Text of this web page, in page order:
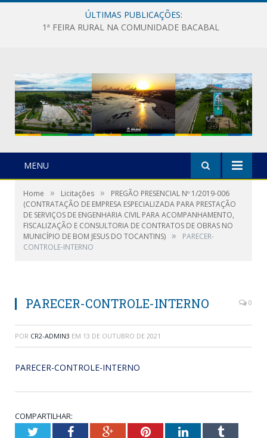
ÚLTIMAS PUBLICAÇÕES:
1ª FEIRA RURAL NA COMUNIDADE BACABAL
MENU
Home » Licitações »
PREGÃO PRESENCIAL Nº 1/2019-006
(CONTRATAÇÃO DE EMPRESA ESPECIALIZADA PARA PRESTAÇÃO
DE SERVIÇOS DE ENGENHARIA CIVIL PARA ACOMPANHAMENTO,
FISCALIZAÇÃO E CONSULTORIA DE CONTRATOS DE OBRAS NO
MUNICÍPIO DE BOM JESUS DO TOCANTINS) »
PARECER-
CONTROLE-INTERNO
PARECER-CONTROLE-INTERNO 0
POR CR2-ADMIN3 EM 13 DE OUTUBRO DE 2021
PARECER-CONTROLE-INTERNO
COMPARTILHAR:
TwitterFacebookGoogle+PinterestLinkedInTumblr